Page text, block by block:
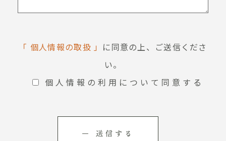
「 個人情報の取扱 」 に同意の上、ご送信くださ
い。
個人情報の利用について同意する